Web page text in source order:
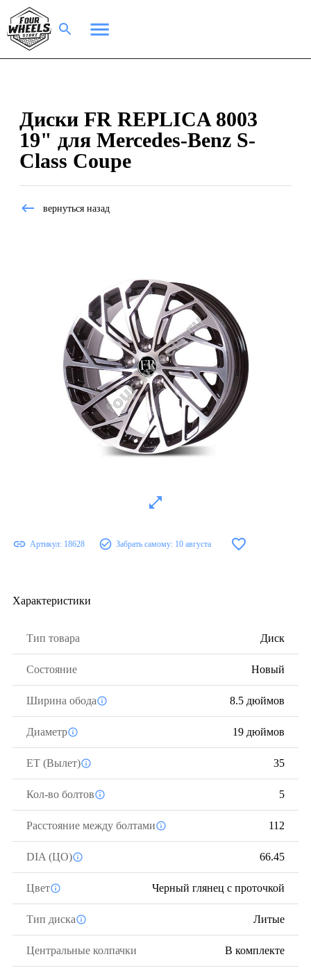
Диски FR REPLICA 8003
19" для Mercedes-Benz S-
Class Coupe
вернуться назад
Артикул: 18628 Забрать самому: 10 августа
Характеристики
Тип товара Диск
Состояние Новый
Ширина обода 8.5 дюймов
Диаметр 19 дюймов
ЕТ (Вылет) 35
Кол-во болтов 5
Расстояние между болтами 112
DIA (ЦО) 66.45
Цвет Черный глянец с проточкой
Тип диска Литые
Центральные колпачки В комплекте